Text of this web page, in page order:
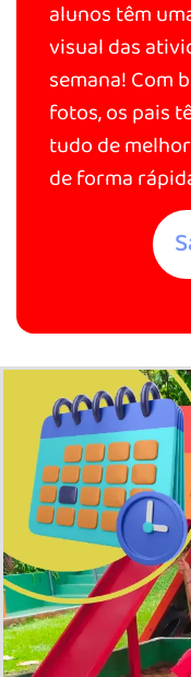
alunos têm
visual das
semana! Com
fotos, os pais
tudo de
de forma